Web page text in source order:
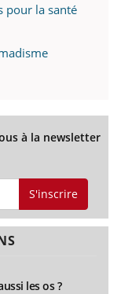
pour la santé
à la newsletter
S'inscrire
les os ?